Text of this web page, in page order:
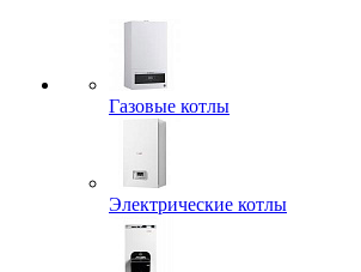
Газовые котлы
Электрические котлы